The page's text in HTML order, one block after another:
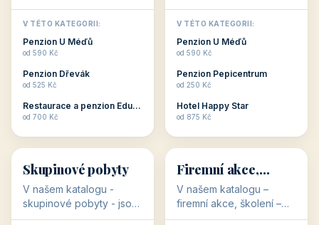
jsou pro Vás připraveny
objekty, které svojí
stavbou, polohou anebo
zaměřením nabízí
Romantické ...
V TÉTO KATEGORII:
Penzion U Méďů
od 590 Kč
Penzion Dřevák
od 525 Kč
Restaurace a penzion Eduard
od 700 Kč
jsou pro Vás připraveny
objekty, které jsou na
milovníky cykloturistiky
připraveny. Většinou mají
V TÉTO KATEGORII:
Penzion U Méďů
od 590 Kč
Penzion Pepicentrum
od 250 Kč
Hotel Happy Star
od 875 Kč
👥
👥
32 objektů
Skupinové pobyty
V našem katalogu -
skupinové pobyty - jsou
pro Vás připraveny
💼
💼
31 objektů
Firemní akce,
školení
V našem katalogu –
firemní akce, školení –
jsou pro Vás připraveny